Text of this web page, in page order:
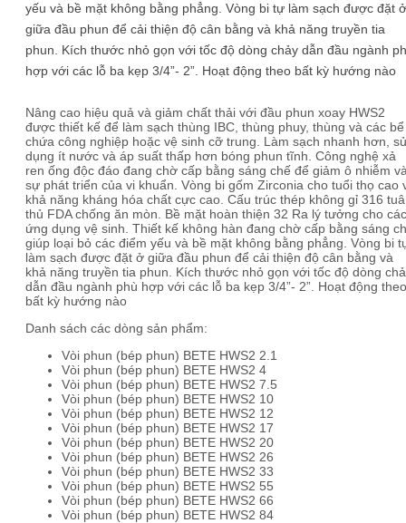
yếu và bề mặt không bằng phẳng. Vòng bi tự làm sạch được đặt ở
giữa đầu phun để cải thiện độ cân bằng và khả năng truyền tia
phun. Kích thước nhỏ gọn với tốc độ dòng chảy dẫn đầu ngành
hợp với các lỗ ba kẹp 3/4”- 2”. Hoạt động theo bất kỳ hướng nào
Nâng cao hiệu quả và giảm chất thải với đầu phun xoay HWS2
được thiết kế để làm sạch thùng IBC, thùng phuy, thùng và các bể
chứa công nghiệp hoặc vệ sinh cỡ trung. Làm sạch nhanh hơn,
dụng ít nước và áp suất thấp hơn bóng phun tĩnh. Công nghệ xả
ren ống độc đáo đang chờ cấp bằng sáng chế để giảm ô nhiễm
sự phát triển của vi khuẩn. Vòng bi gốm Zirconia cho tuổi thọ cao
khả năng kháng hóa chất cực cao. Cấu trúc thép không gỉ 316
thủ FDA chống ăn mòn. Bề mặt hoàn thiện 32 Ra lý tưởng cho các
ứng dụng vệ sinh. Thiết kế không hàn đang chờ cấp bằng sáng
giúp loại bỏ các điểm yếu và bề mặt không bằng phẳng. Vòng bi
làm sạch được đặt ở giữa đầu phun để cải thiện độ cân bằng và
khả năng truyền tia phun. Kích thước nhỏ gọn với tốc độ dòng
dẫn đầu ngành phù hợp với các lỗ ba kẹp 3/4”- 2”. Hoạt động theo
bất kỳ hướng nào
Danh sách các dòng sản phẩm:
Vòi phun (bép phun) BETE HWS2 2.1
Vòi phun (bép phun) BETE HWS2 4
Vòi phun (bép phun) BETE HWS2 7.5
Vòi phun (bép phun) BETE HWS2 10
Vòi phun (bép phun) BETE HWS2 12
Vòi phun (bép phun) BETE HWS2 17
Vòi phun (bép phun) BETE HWS2 20
Vòi phun (bép phun) BETE HWS2 26
Vòi phun (bép phun) BETE HWS2 33
Vòi phun (bép phun) BETE HWS2 55
Vòi phun (bép phun) BETE HWS2 66
Vòi phun (bép phun) BETE HWS2 84